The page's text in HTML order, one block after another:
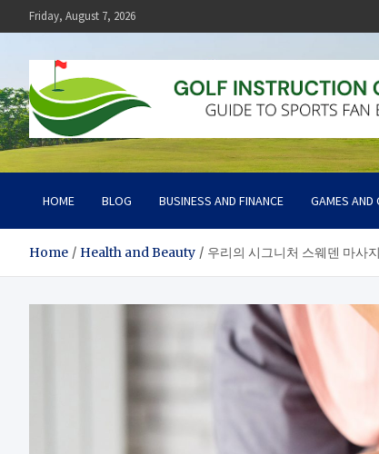
to
Friday, August 7, 2026
Golf Instruction Guide
Guide to Sports Fan Etc
HOME BLOG BUSINESS AND FINANCE GAMES AND
Home Health and Beauty 우리의 시그니처 스웨덴 마사